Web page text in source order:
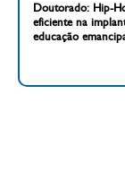
Doutorado: Hip-
eficiente na
educação